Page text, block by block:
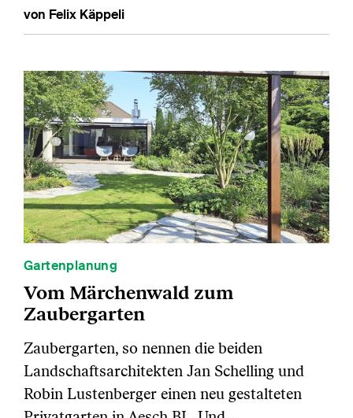
von Felix Käppeli
Gartenplanung
Vom Märchenwald zum
Zaubergarten
Zaubergarten, so nennen die beiden
Landschaftsarchitekten Jan Schelling und
Robin Lustenberger einen neu gestalteten